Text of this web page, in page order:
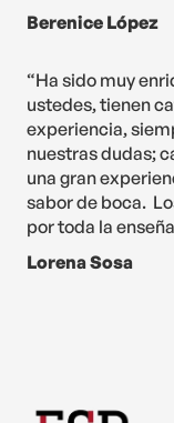
Berenice López
“Ha sido muy
ustedes, tienen
experiencia,
nuestras dudas;
una gran
sabor de boca.
por toda la
Lorena Sosa